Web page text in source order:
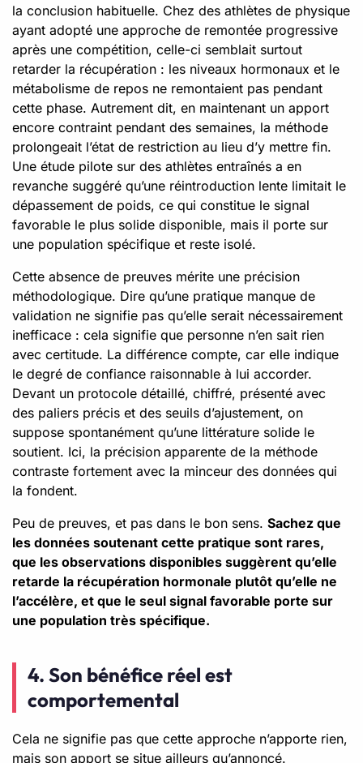
la conclusion habituelle. Chez des athlètes de physique
ayant adopté une approche de remontée progressive
après une compétition, celle-ci semblait surtout
retarder la récupération : les niveaux hormonaux et le
métabolisme de repos ne remontaient pas pendant
cette phase. Autrement dit, en maintenant un apport
encore contraint pendant des semaines, la méthode
prolongeait l’état de restriction au lieu d’y mettre fin.
Une étude pilote sur des athlètes entraînés a en
revanche suggéré qu’une réintroduction lente limitait le
dépassement de poids, ce qui constitue le signal
favorable le plus solide disponible, mais il porte sur
une population spécifique et reste isolé.
Cette absence de preuves mérite une précision
méthodologique. Dire qu’une pratique manque de
validation ne signifie pas qu’elle serait nécessairement
inefficace : cela signifie que personne n’en sait rien
avec certitude. La différence compte, car elle indique
le degré de confiance raisonnable à lui accorder.
Devant un protocole détaillé, chiffré, présenté avec
des paliers précis et des seuils d’ajustement, on
suppose spontanément qu’une littérature solide le
soutient. Ici, la précision apparente de la méthode
contraste fortement avec la minceur des données qui
la fondent.
Peu de preuves, et pas dans le bon sens. Sachez que
les données soutenant cette pratique sont rares,
que les observations disponibles suggèrent qu’elle
retarde la récupération hormonale plutôt qu’elle ne
l’accélère, et que le seul signal favorable porte sur
une population très spécifique.
4. Son bénéfice réel est
comportemental
Cela ne signifie pas que cette approche n’apporte rien,
mais son apport se situe ailleurs qu’annoncé.